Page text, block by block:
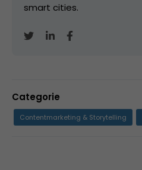
smart cities.
Categorie
Contentmarketing & Storytelling